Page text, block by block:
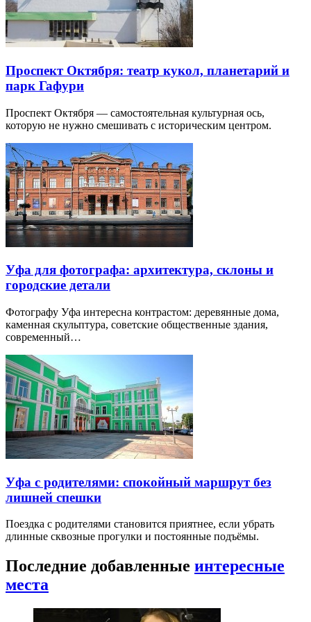
Проспект Октября: театр кукол, планетарий и
парк Гафури
Проспект Октября — самостоятельная культурная ось,
которую не нужно смешивать с историческим центром.
Уфа для фотографа: архитектура, склоны и
городские детали
Фотографу Уфа интересна контрастом: деревянные дома,
каменная скульптура, советские общественные здания,
современный…
Уфа с родителями: спокойный маршрут без
лишней спешки
Поездка с родителями становится приятнее, если убрать
длинные сквозные прогулки и постоянные подъёмы.
Последние добавленные интересные
места